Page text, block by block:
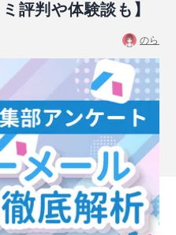
評判や体験談も】
のら